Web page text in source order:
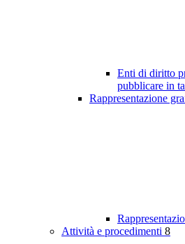
Enti di diritto
pubblicare in
Rappresentazione
Attività e procedimenti 8